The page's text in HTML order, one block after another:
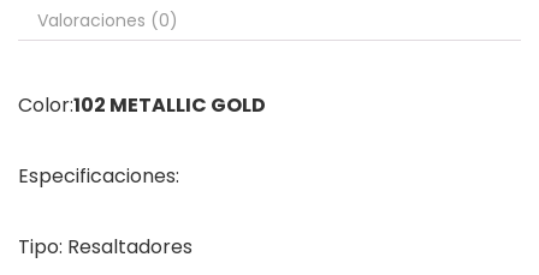
Valoraciones (0)
Color:102 METALLIC GOLD
Especificaciones:
Tipo: Resaltadores